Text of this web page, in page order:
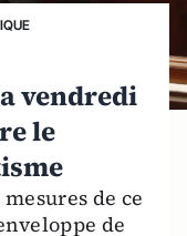
vendredi
le
de ce
de